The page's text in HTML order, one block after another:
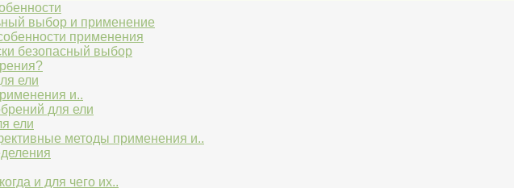
выбор и применение
применения
безопасный выбор
ели
и..
для ели
ели
методы применения и..
и для чего их..